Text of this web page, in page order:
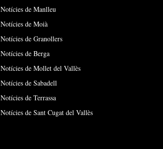
Notícies de Manlleu
Notícies de Moià
Notícies de Granollers
Notícies de Berga
Notícies de Mollet del Vallès
Notícies de Sabadell
Notícies de Terrassa
Notícies de Sant Cugat del Vallès